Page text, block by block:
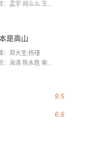
阎么么 王凯 郭政建 阎萌萌 杨默 高枫 齐斯伽 刘芊含 马程
是高山
：郑大圣;杨瑾
永胜 柴烨 王玥婷 万国鹏 美朵达瓦 赵瑞婷 罗解艳 郭莉娜 潘家艳
9.5
6.6